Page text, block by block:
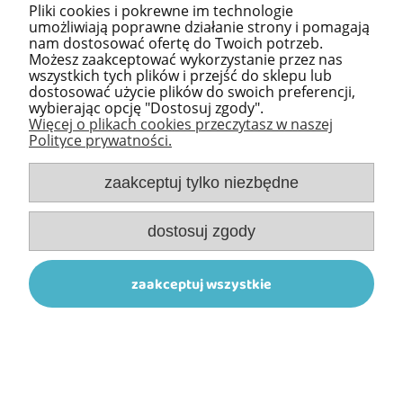
ROŻEK Z KAPTURKIEM SOFT
NIEBIESKI 80X75 CM
60,99 zł
dodaj do koszyka
Pliki cookies i pokrewne im technologie
umożliwiają poprawne działanie strony i pomagają
nam dostosować ofertę do Twoich potrzeb.
Możesz zaakceptować wykorzystanie przez nas
wszystkich tych plików i przejść do sklepu lub
dostosować użycie plików do swoich preferencji,
wybierając opcję "Dostosuj zgody".
Więcej o plikach cookies przeczytasz w naszej
Polityce prywatności.
zaakceptuj tylko niezbędne
dostosuj zgody
zaakceptuj wszystkie